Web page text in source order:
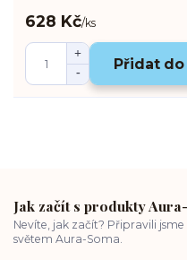
628 Kč/ks
Přidat do
Jak začít s produkty
Nevíte, jak začít? Připravili
světem Aura-Soma.